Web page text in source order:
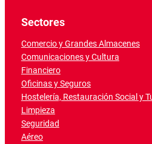
Sectores
Comercio y Grandes Almacenes
Comunicaciones y Cultura
Financiero
Oficinas y Seguros
Hostelería, Restauración Social y
Limpieza
Seguridad
Aéreo